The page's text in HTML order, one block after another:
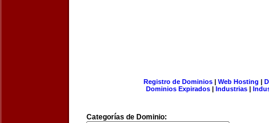
Registro de Dominios| Web Hosting |
Dominios Expirados | Industrias |
Categorías de Dominio: